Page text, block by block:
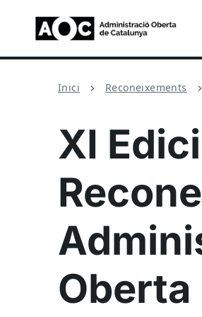
Inici Reconeixements
XI
Oberta